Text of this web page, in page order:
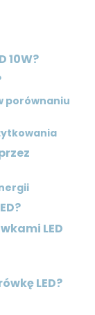
10W?
porównaniu
LED
LED?